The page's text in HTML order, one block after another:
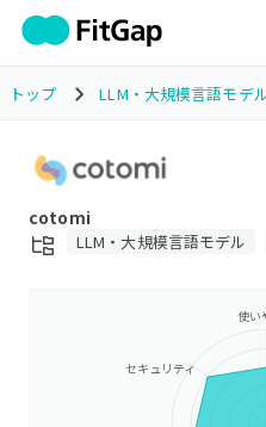
トップ LLM・大規模言語モデ
cotomi
LLM・大規模言語モデル
使い
セキュリティ